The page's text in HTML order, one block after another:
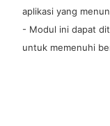
aplikasi yang
- Modul ini dapat
untuk memenuhi